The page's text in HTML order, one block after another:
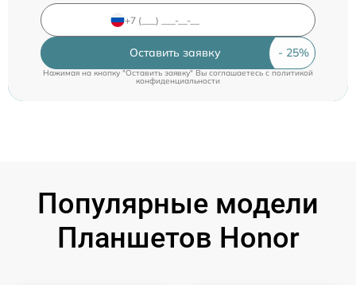
Оставить заявку
Нажимая на кнопку "Оставить заявку" Вы соглашаетесь cполитикой
конфиденциальности
Популярные модели
Планшетов Honor